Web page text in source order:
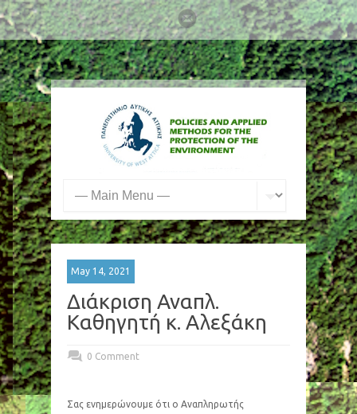
May 14, 2021
Διάκριση Αναπλ.
Καθηγητή κ. Αλεξάκη
0 Comment
Σας ενημερώνουμε ότι ο Αναπληρωτής